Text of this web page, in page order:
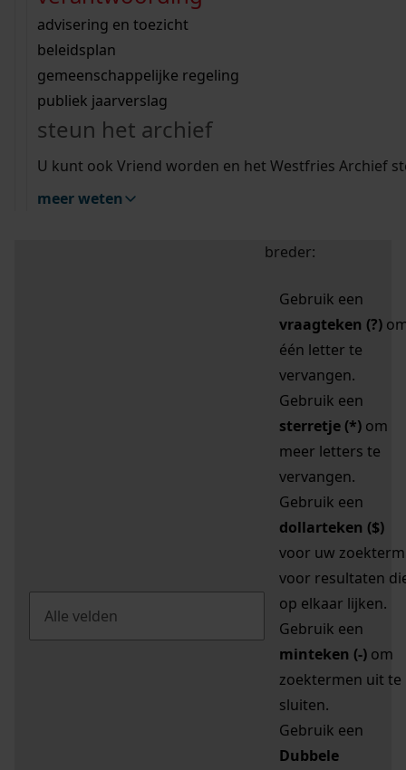
bouwvergunningen
omgevingsvergunningen
vergunningen
beeld en geluid
uitleg nodig?
Wij helpen u op weg met een aantal zoektips.
bekijk alle zoektips
Wij helpen u op weg met een aantal zoektips.
bekijk alle zoektips
bekijk ons geschiedenislokaal
advisering en toezicht
beleidsplan
gemeenschappelijke regeling
publiek jaarverslag
steun het archief
U kunt ook Vriend worden en het Westfries Archief
meer weten
zoektips
Mijn Studiezaal (inloggen)
uw zoekopdracht te
breder:
Gebruik een
vraagteken (?)
één letter te
vervangen.
Gebruik een
sterretje (*) om
meer letters te
vervangen.
Gebruik een
dollarteken ($)
voor uw zoekterm
voor resultaten
op elkaar lijken.
Gebruik een
minteken (-) om
zoektermen uit te
sluiten.
Gebruik een
Dubbele